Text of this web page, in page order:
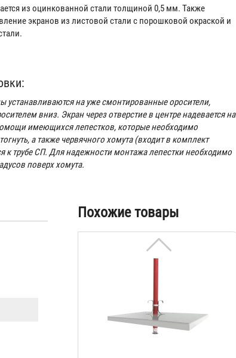
из оцинкованной стали толщиной 0,5 мм. Также
экранов из листовой стали с порошковой окраской и
устанавливаются на уже смонтированные оросители,
вниз. Экран через отверстие в центре надевается на
имеющихся лепестков, которые необходимо
а также червячного хомута (входит в комплект
к трубе СП. Для надежности монтажа лепестки необходимо
поверх хомута.
Похожие товары
Пожарный экран для спринклера
квадратный 400х400